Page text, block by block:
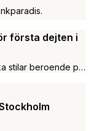
första dejten i
stilar beroende på